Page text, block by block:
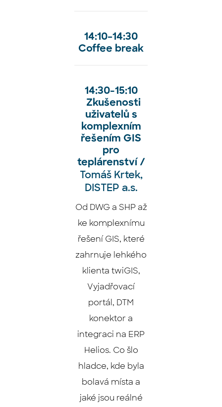
14:10–⁠⁠⁠⁠⁠14:30
Coffee break
14:30-15:10
Zkušenosti
uživatelů s
komplexním
řešením GIS
pro
teplárenství /
Tomáš Krtek,
DISTEP a.s.
Od DWG a SHP až
ke komplexnímu
řešení GIS, které
zahrnuje lehkého
klienta twiGIS,
Vyjadřovací
portál, DTM
konektor a
integraci na ERP
Helios. Co šlo
hladce, kde byla
bolavá místa a
jaké jsou reálné